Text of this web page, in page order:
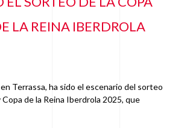
LA REINA IBERDROLA
en Terrassa, ha sido el escenario del sorteo
Copa de la Reina Iberdrola 2025, que